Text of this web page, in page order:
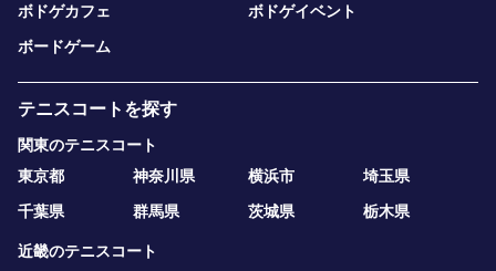
ボドゲカフェ
ボドゲイベント
ボードゲーム
テニスコートを探す
関東のテニスコート
東京都
神奈川県 横浜市
埼玉県
千葉県
群馬県 茨城県 栃木県
近畿のテニスコート